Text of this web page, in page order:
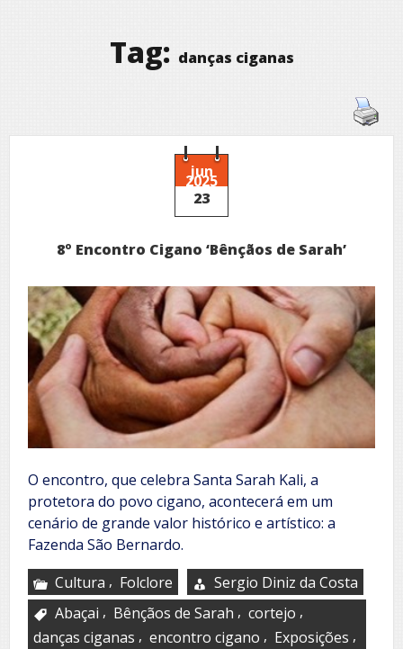
Tag: danças ciganas
jun
2025
23
8º Encontro Cigano ‘Bênçãos de Sarah’
O encontro, que celebra Santa Sarah Kali, a
protetora do povo cigano, acontecerá em um
cenário de grande valor histórico e artístico: a
Fazenda São Bernardo.
Cultura , Folclore
Sergio Diniz da Costa
Abaçai , Bênçãos de Sarah , cortejo ,
danças ciganas , encontro cigano , Exposições ,